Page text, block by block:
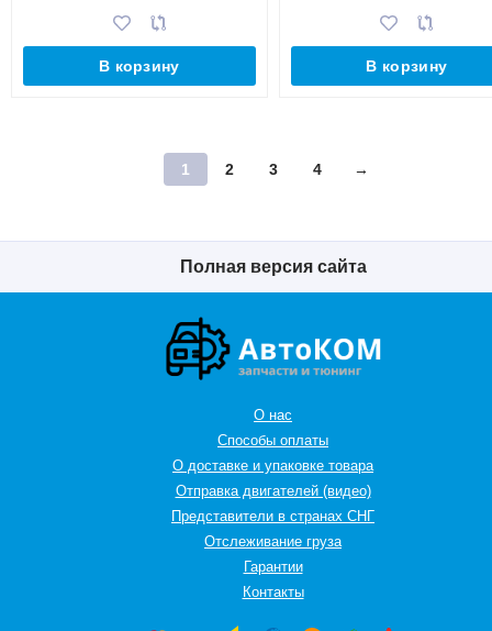
В корзину В корзину
1 2 3 4 →
Полная версия сайта
О нас
Способы оплаты
О доставке и упаковке товара
Отправка двигателей (видео)
Представители в странах СНГ
Oтслеживание груза
Гарантии
Контакты